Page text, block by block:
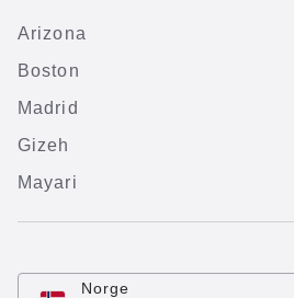
Arizona
Boston
Madrid
Gizeh
Mayari
Norge